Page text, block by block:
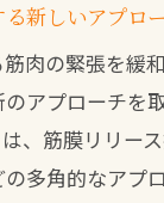
新しいアプロ
肉の緊張を緩
アプローチを
、筋膜リリー
多角的なアプ